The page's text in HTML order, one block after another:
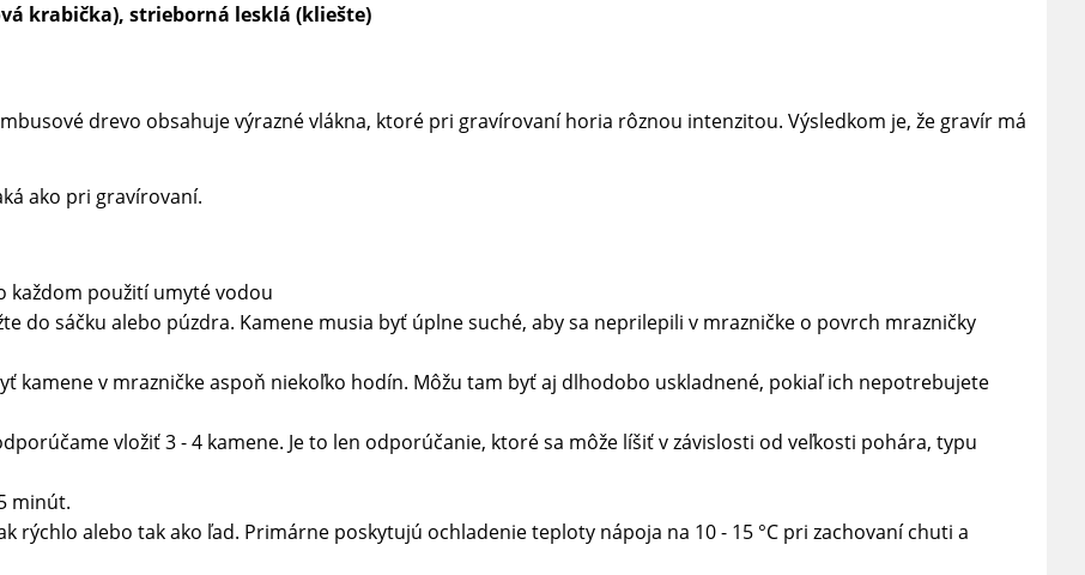
krabička), strieborná lesklá (kliešte)
drevo obsahuje výrazné vlákna, ktoré pri gravírovaní horia rôznou intenzitou. Výsledkom je, že gravír má
ako pri gravírovaní.
každom použití umyté vodou
do sáčku alebo púzdra. Kamene musia byť úplne suché, aby sa neprilepili v mrazničke o povrch mrazničky
kamene v mrazničke aspoň niekoľko hodín. Môžu tam byť aj dlhodobo uskladnené, pokiaľ ich nepotrebujete
vložiť 3 - 4 kamene. Je to len odporúčanie, ktoré sa môže líšiť v závislosti od veľkosti pohára, typu
minút.
rýchlo alebo tak ako ľad. Primárne poskytujú ochladenie teploty nápoja na 10 - 15 °C pri zachovaní chuti a